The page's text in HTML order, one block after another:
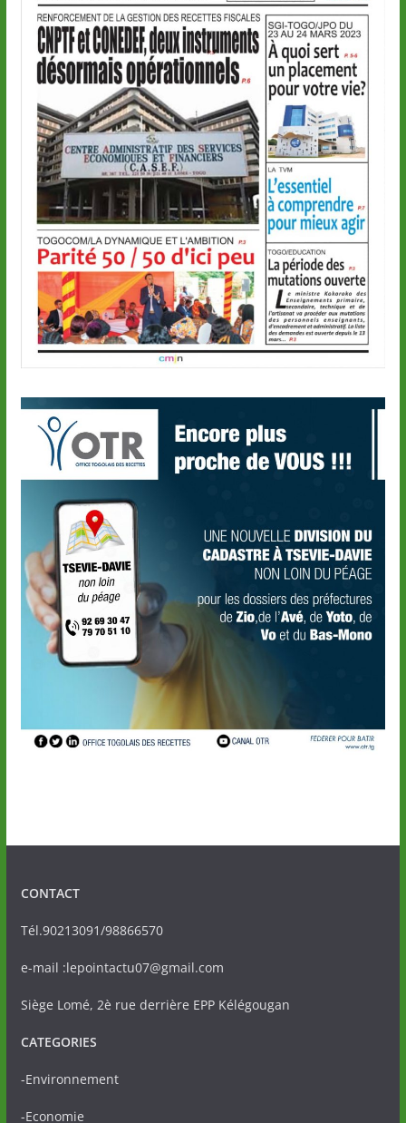
CONTACT
Tél.90213091/98866570
e-mail :lepointactu07@gmail.com
Siège Lomé, 2è rue derrière EPP Kélégougan
CATEGORIES
-Environnement
-Economie